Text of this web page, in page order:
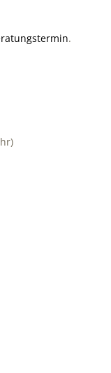
.